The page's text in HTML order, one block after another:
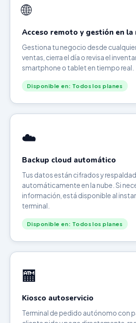
🌐
Acceso remoto y gestión en la
Gestiona tu negocio desde
ventas, cierra el día o revisa el
smartphone o tablet en tiempo real.
Disponible en: Todos los planes
☁️
Backup cloud automático
Tus datos están cifrados y
automáticamente en la nube. Si
información, está disponible al
terminal.
Disponible en: Todos los planes
🏧
Kiosco autoservicio
Terminal de pedido autónomo con